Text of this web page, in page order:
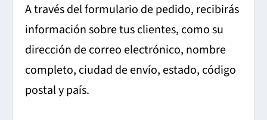
A través del formulario de pedido, recibirás
información sobre tus clientes, como su
dirección de correo electrónico, nombre
completo, ciudad de envío, estado, código
postal y país.